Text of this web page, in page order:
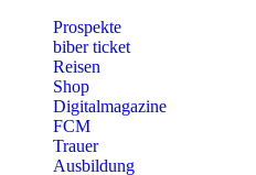
Prospekte
biber ticket
Reisen
Shop
Digitalmagazine
FCM
Trauer
Ausbildung